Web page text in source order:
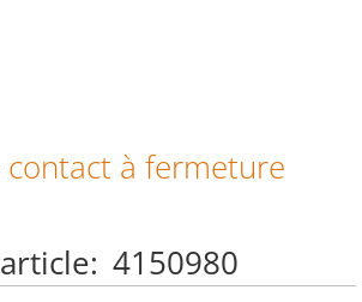
contact à fermeture
4150980